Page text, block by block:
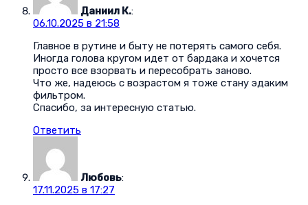
Даниил К.:
06.10.2025 в 21:58
Главное в рутине и быту не потерять самого себя.
Иногда голова кругом идет от бардака и хочется
просто все взорвать и пересобрать заново.
Что же, надеюсь с возрастом я тоже стану эдаким
фильтром.
Спасибо, за интересную статью.
Ответить
Любовь:
17.11.2025 в 17:27